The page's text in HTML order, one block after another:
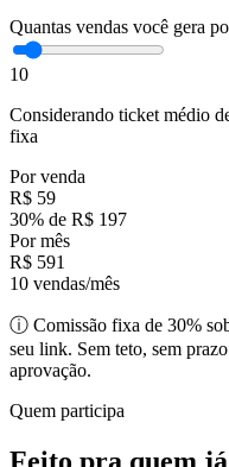
Quantas vendas você gera
10
Considerando ticket médio
fixa
Por venda
R$ 59
30% de R$ 197
Por mês
R$ 591
10 vendas/mês
ⓘ Comissão fixa de 30%
seu link. Sem teto, sem
aprovação.
Quem participa